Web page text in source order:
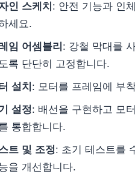
인 스케치 : 안전 기능과 인
세요.
임 어셈블리 : 강철 막대를
록 단단히 고정합니다.
설치 : 모터를 프레임에 부
설정: 배선을 구현하고 모
통합합니다.
트 및 조정: 초기 테스트를
을 개선합니다.